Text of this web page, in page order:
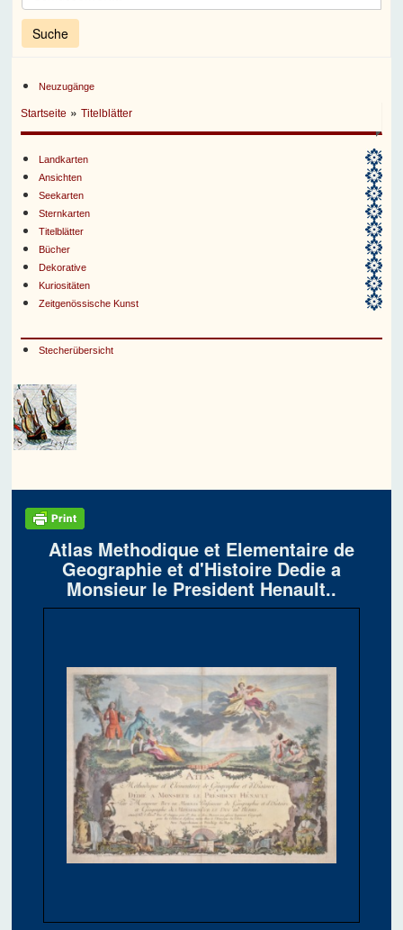
Neuzugänge
Startseite »Titelblätter
Landkarten
Ansichten
Seekarten
Sternkarten
Titelblätter
Bücher
Dekorative
Kuriositäten
Zeitgenössische Kunst
Stecherübersicht
Atlas Methodique et Elementaire de
Geographie et d'Histoire Dedie a
Monsieur le President Henault..